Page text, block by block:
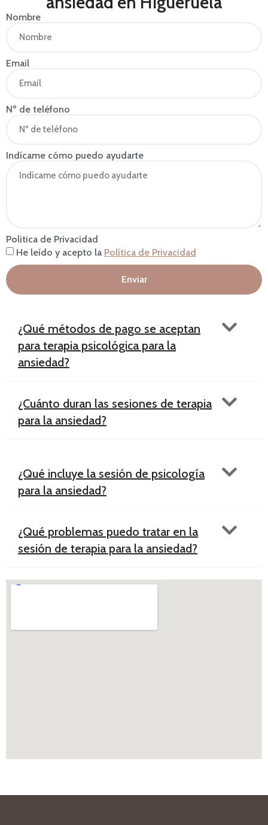
Nombre
Email
Nº de teléfono
Indícame cómo puedo ayudarte
Politica de Privacidad
He leído y acepto la Política de Privacidad
Enviar
¿Qué métodos de pago se aceptan
para terapia psicológica para la
ansiedad?
¿Cuánto duran las sesiones de terapia
para la ansiedad?
¿Qué incluye la sesión de psicología
para la ansiedad?
¿Qué problemas puedo tratar en la
sesión de terapia para la ansiedad?